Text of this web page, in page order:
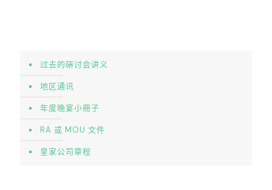
过去的硏讨会讲义
地区通讯
年度晚宴小冊子
RA 或 MOU 文件
皇家公司章程